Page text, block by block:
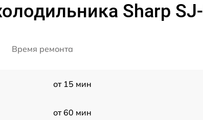
Sharp
Время ремонта
от 15 мин
от 60 мин